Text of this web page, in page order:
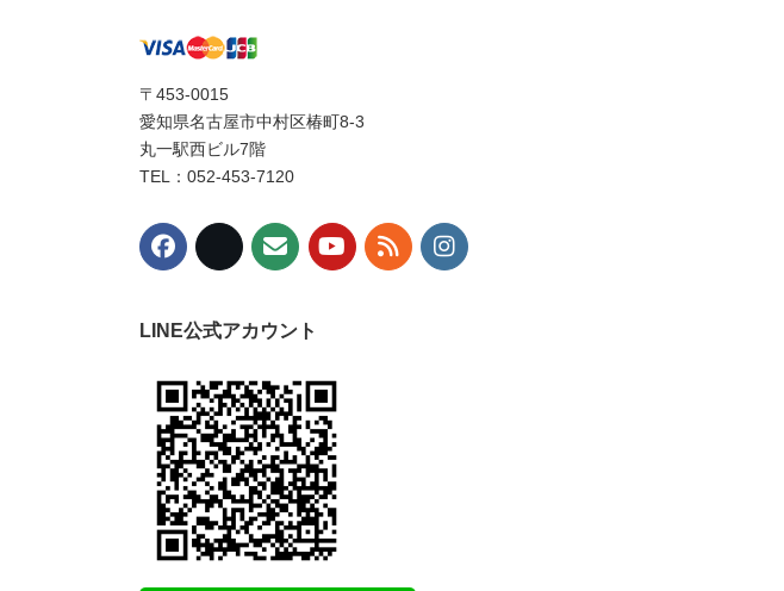
〒453-0015
愛知県名古屋市中村区椿町8-3
丸一駅西ビル7階
TEL：052-453-7120
LINE公式アカウント